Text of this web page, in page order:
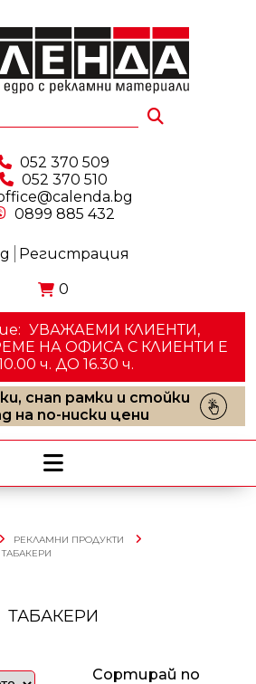
052 370 509
052 370 510
0899 885 432
Регистрация
0
УВАЖАЕМИ КЛИЕНТИ,
НА ОФИСА С КЛИЕНТИ E
ч. ДО 16.30 ч.
снап рамки и стойки
на по-ниски цени
РЕКЛАМНИ ПРОДУКТИ
ТАБАКЕРИ
ТАБАКЕРИ
Сортирай по